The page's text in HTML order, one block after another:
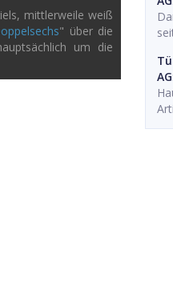
mittlerweile weiß
" über die
um die
AG